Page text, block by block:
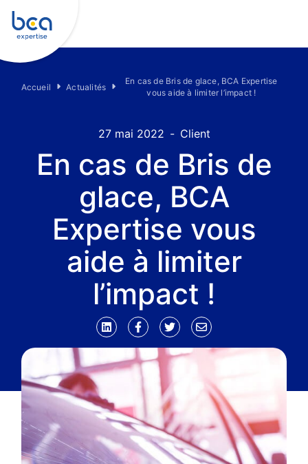
Accueil Actualités
En cas de Bris de glace, BCA Expertise
vous aide à limiter l’impact !
27 mai 2022 - Client
En cas de Bris de
glace, BCA
Expertise vous
aide à limiter
l’impact !